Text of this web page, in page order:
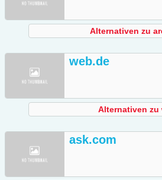
Alternativen zu
web.de
Alternativen zu
ask.com